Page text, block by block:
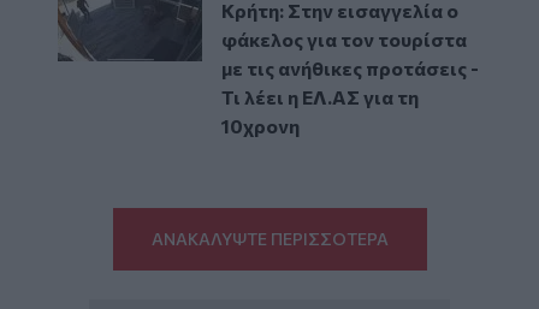
Κρήτη: Στην εισαγγελία ο
φάκελος για τον τουρίστα
με τις ανήθικες προτάσεις -
Τι λέει η ΕΛ.ΑΣ για τη
10χρονη
ΑΝΑΚΑΛΥΨΤΕ ΠΕΡΙΣΣΟΤΕΡΑ